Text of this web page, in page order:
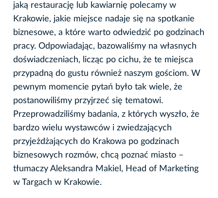
jaką restaurację lub kawiarnię polecamy w
Krakowie, jakie miejsce nadaje się na spotkanie
biznesowe, a które warto odwiedzić po godzinach
pracy. Odpowiadając, bazowaliśmy na własnych
doświadczeniach, licząc po cichu, że te miejsca
przypadną do gustu również naszym gościom. W
pewnym momencie pytań było tak wiele, że
postanowiliśmy przyjrzeć się tematowi.
Przeprowadziliśmy badania, z których wyszło, że
bardzo wielu wystawców i zwiedzających
przyjeżdżających do Krakowa po godzinach
biznesowych rozmów, chcą poznać miasto –
tłumaczy Aleksandra Makiel, Head of Marketing
w Targach w Krakowie.